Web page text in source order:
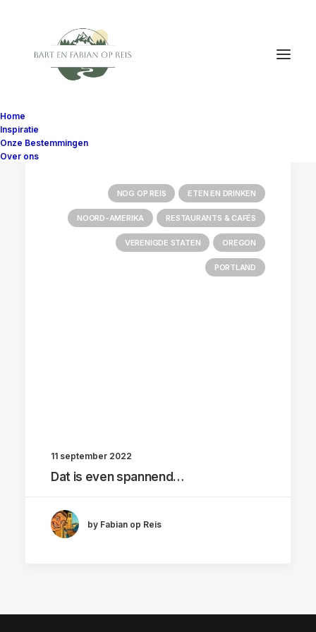
Home
Inspiratie
Onze Bestemmingen
Over ons
NOG OP REIS ETEN EN DRINKEN
NOORD-AMERIKA RESTAURANTS & CAFÉS
VERENIGDE STATEN OREGON
PORTLAND
11 september 2022
Dat is even spannend…
by Fabian op Reis